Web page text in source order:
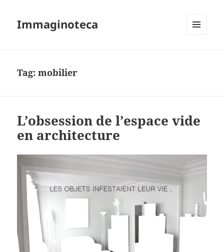
Immaginoteca
Tag:mobilier
L’obsession de l’espace vide
en architecture